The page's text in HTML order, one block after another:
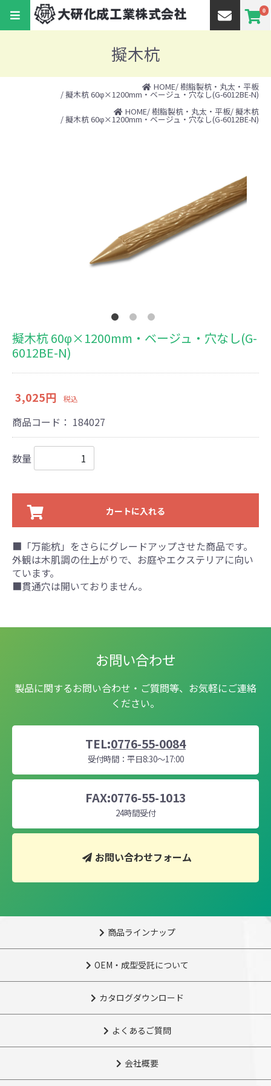
0
擬木杭
HOME/樹脂製杭・丸太・平板
/ 擬木杭 60φ×1200mm・ベージュ・穴なし(G-6012BE-N)
HOME/樹脂製杭・丸太・平板/擬木杭
/ 擬木杭 60φ×1200mm・ベージュ・穴なし(G-6012BE-N)
擬木杭 60φ×1200mm・ベージュ・穴なし(G-
6012BE-N)
3,025円 税込
商品コード： 184027
数量
カートに入れる
■「万能杭」をさらにグレードアップさせた商品です。
外観は木肌調の仕上がりで、お庭やエクステリアに向い
ています。
■貫通穴は開いておりません。
お問い合わせ
製品に関するお問い合わせ・ご質問等、お気軽にご連絡
ください。
TEL:0776-55-0084
受付時間：平日8:30～17:00
FAX:0776-55-1013
24時間受付
お問い合わせフォーム
商品ラインナップ
OEM・成型受託について
カタログダウンロード
よくあるご質問
会社概要